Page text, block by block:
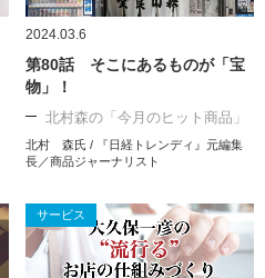
2024.03.6
第80話 そこにあるものが「宝
物」！
北村森の「今月のヒット商品」
北村 森氏 / 『日経トレンディ』元編集
長／商品ジャーナリスト
サービス